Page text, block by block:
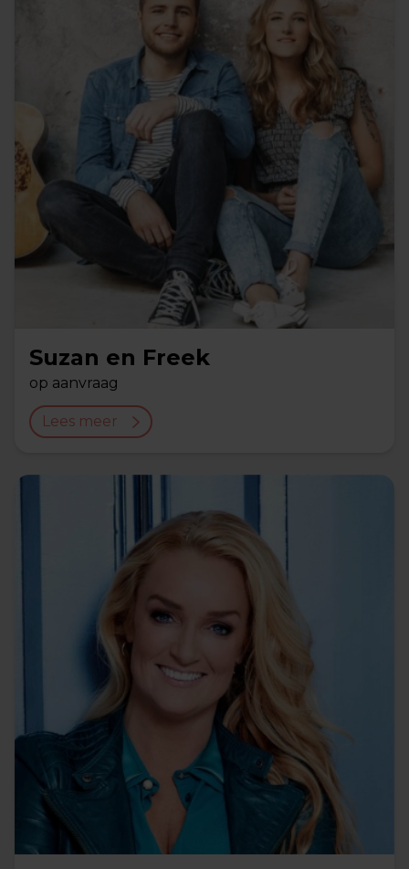
Suzan en Freek
op aanvraag
Lees meer